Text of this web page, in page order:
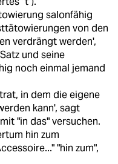
salonfähig
von den
verdrängt werden',
und seine
noch einmal jemand
in dem die eigene
kann', sagt
"in das" versuchen.
hin zum
"hin zum",